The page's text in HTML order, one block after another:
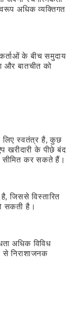
अधिक व्यक्तिगत
के बीच समुदाय
और बातचीत को
स्वतंत्र है, कुछ
खरीदारी के पीछे बंद
सीमित कर सकते हैं।
जिससे विस्तारित
सकती है।
अधिक विविध
से निराशाजनक